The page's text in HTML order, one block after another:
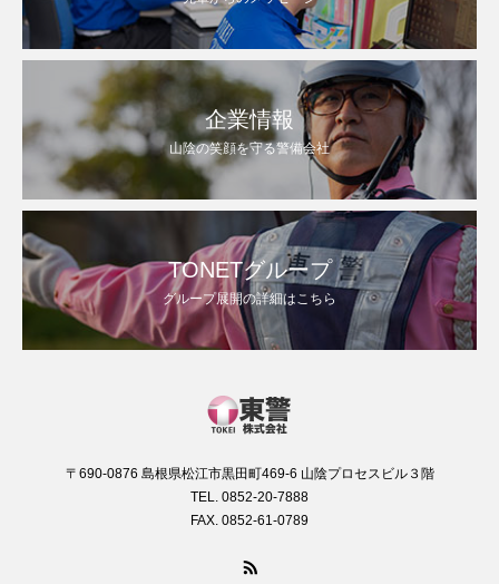
企業情報
山陰の笑顔を守る警備会社
TONETグループ
グループ展開の詳細はこちら
〒690-0876 島根県松江市黒田町469-6 山陰プロセスビル３階
TEL. 0852-20-7888
FAX. 0852-61-0789